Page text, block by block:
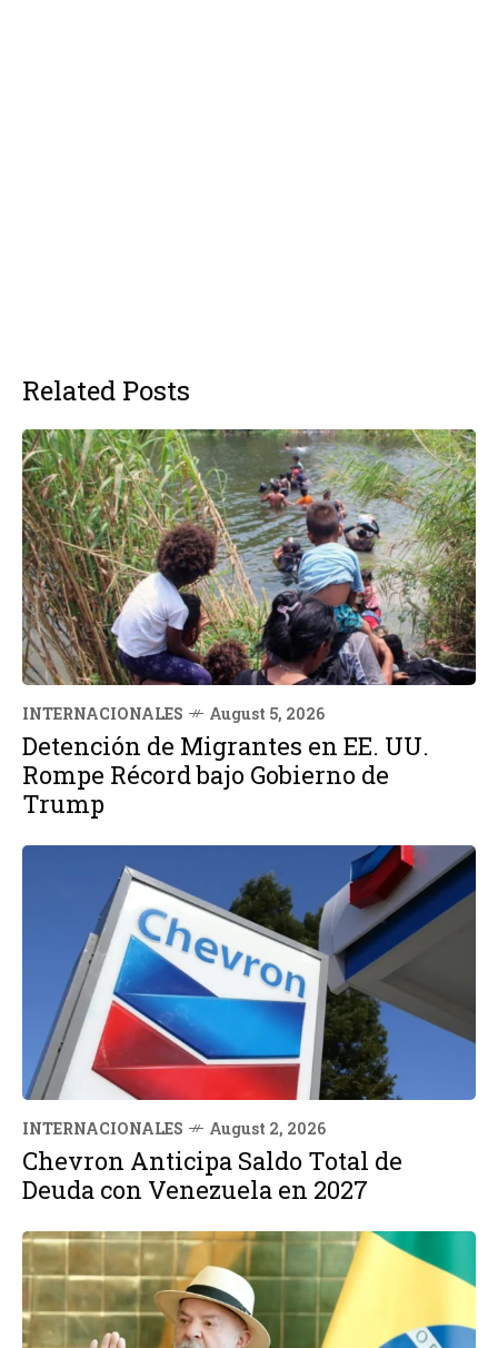
Related Posts
INTERNACIONALES August 5, 2026
Detención de Migrantes en EE. UU.
Rompe Récord bajo Gobierno de
Trump
INTERNACIONALES August 2, 2026
Chevron Anticipa Saldo Total de
Deuda con Venezuela en 2027